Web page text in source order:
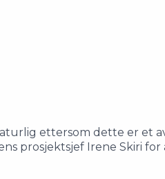
ettersom dette er et
prosjektsjef Irene Skiri for